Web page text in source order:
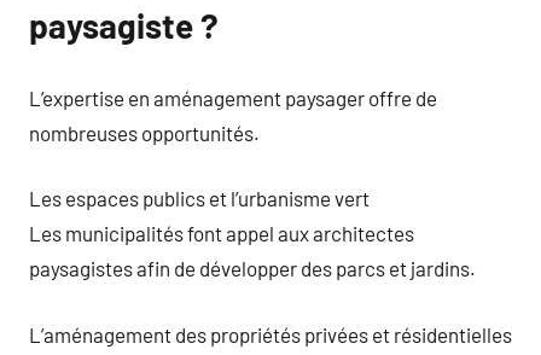
paysagiste ?
L’expertise en aménagement paysager offre de
nombreuses opportunités.
Les espaces publics et l’urbanisme vert
Les municipalités font appel aux architectes
paysagistes afin de développer des parcs et jardins.
L’aménagement des propriétés privées et résidentielles